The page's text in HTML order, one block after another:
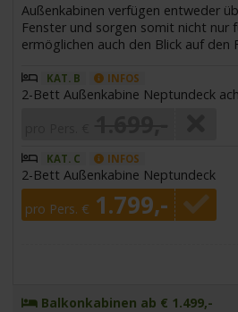
Außenkabinen verfügen entweder
Fenster und sorgen somit nicht nur
ermöglichen auch den Blick auf den
KAT. B INFOS
2-Bett Außenkabine Neptundeck
KAT. C INFOS
2-Bett Außenkabine Neptundeck
pro Pers. € 1.799,-
Balkonkabinen ab € 1.499,-